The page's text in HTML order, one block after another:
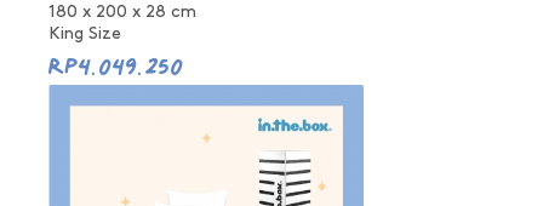
180 x 200 x 28 cm
King Size
Rp4.049.250